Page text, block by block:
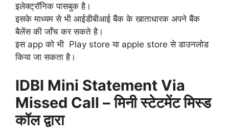
इलेक्ट्रॉनिक पासबुक है।
इसके माध्यम से भी आईडीबीआई बैंक के खाताधारक अपने बैंक
बैलेंस की जाँच कर सकते है।
इस app को भी Play store या apple store से डाउनलोड
किया जा सकता है।
IDBI Mini Statement Via
Missed Call – मिनी स्टेटमेंट मिस्ड
कॉल द्वारा